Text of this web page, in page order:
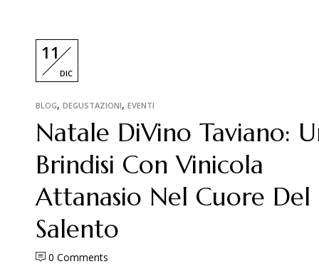
11
DIC
BLOG, DEGUSTAZIONI, EVENTI
Natale DiVino Taviano:
Brindisi Con Vinicola
Attanasio Nel Cuore Del
Salento
0 Comments